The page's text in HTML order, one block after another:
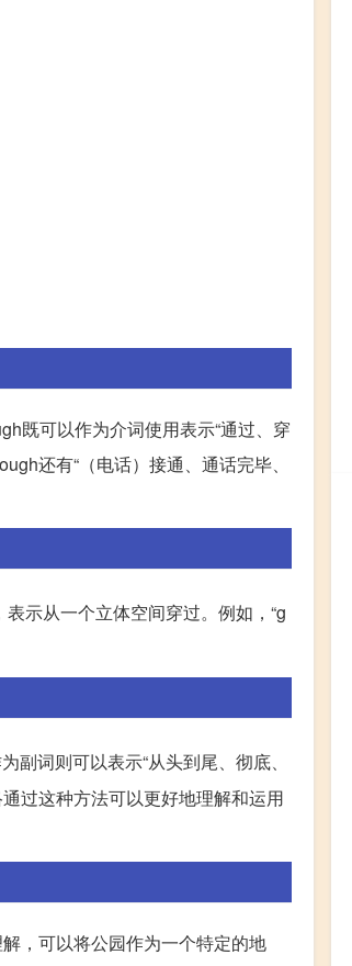
既可以作为介词使用表示“通过、穿
还有“（电话）接通、通话完毕、
示从一个立体空间穿过。例如，“g
词则可以表示“从头到尾、彻底、
过这种方法可以更好地理解和运用
，可以将公园作为一个特定的地